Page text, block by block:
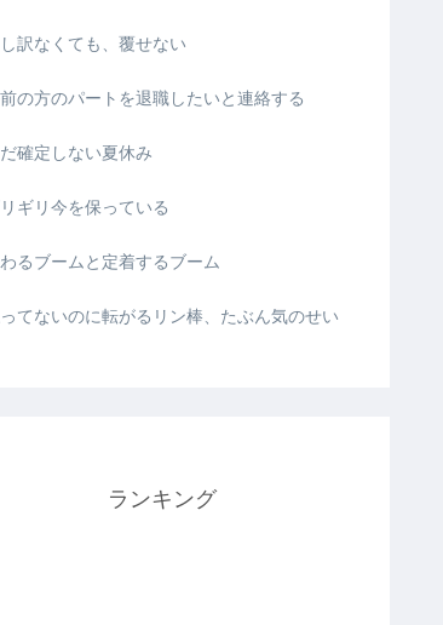
訳なくても、覆せない
の方のパートを退職したいと連絡する
だ確定しない夏休み
ギリ今を保っている
るブームと定着するブーム
てないのに転がるリン棒、たぶん気のせい
ランキング